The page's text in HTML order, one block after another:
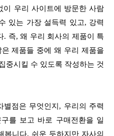
이 우리 사이트에 방문한 사람
있는 가장 설득력 있고, 강력
. 즉, 왜 우리 회사의 제품이 특
제품들 중에 왜 우리 제품을
중시킬 수 있도록 작성하는 것
점은 무엇인지, 우리의 주력
를 보고 바로 구매전환을 일
봅니다. 쉬운 듯하지만 자사의